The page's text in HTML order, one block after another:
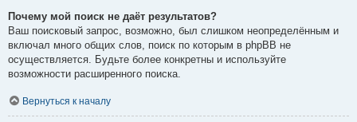
Почему мой поиск не даёт результатов?
Ваш поисковый запрос, возможно, был слишком неопределённым и
включал много общих слов, поиск по которым в phpBB не
осуществляется. Будьте более конкретны и используйте
возможности расширенного поиска.
Вернуться к началу